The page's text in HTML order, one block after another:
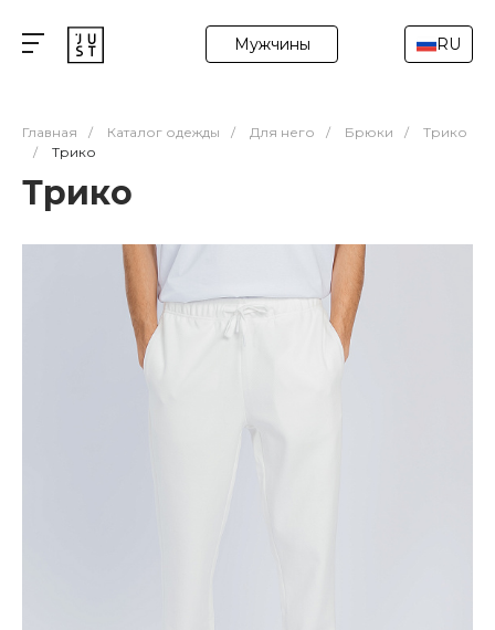
Мужчины RU
Главная / Каталог одежды / Для него / Брюки /
Трико
/
Трико
Трико